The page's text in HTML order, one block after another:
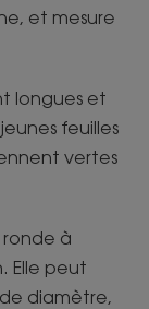
et mesure
longues et
feuilles
vertes
à
Elle peut
diamètre,